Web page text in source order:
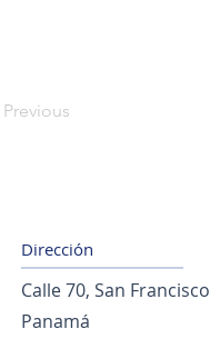
Previous
Dirección
Calle 70, San Francisco
Panamá